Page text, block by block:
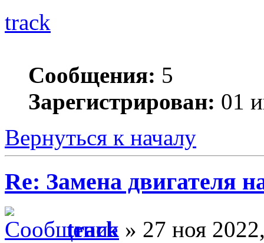
track
Сообщения: 5
Зарегистрирован: 01
Вернуться к началу
Re: Замена двигателя
track » 27 ноя